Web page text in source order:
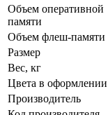
Объем оперативной
памяти
Объем флеш-памяти
Размер
Вес, кг
Цвета в оформлении
Производитель